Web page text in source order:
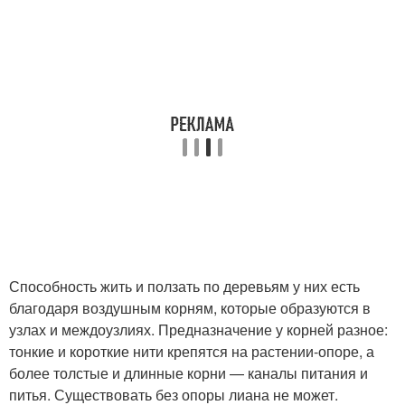
Способность жить и ползать по деревьям у них есть
благодаря воздушным корням, которые образуются в
узлах и междоузлиях. Предназначение у корней разное:
тонкие и короткие нити крепятся на растении-опоре, а
более толстые и длинные корни — каналы питания и
питья. Существовать без опоры лиана не может.